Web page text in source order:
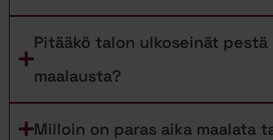
Pitääkö talon ulkoseinät pestä
maalausta?
Milloin on paras aika maalata